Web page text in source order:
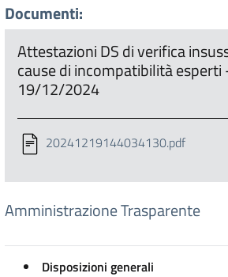
Documenti:
Attestazioni DS di verifica
cause di incompatibilità esperti
19/12/2024
20241219144034130.pdf
Amministrazione Trasparente
Disposizioni generali